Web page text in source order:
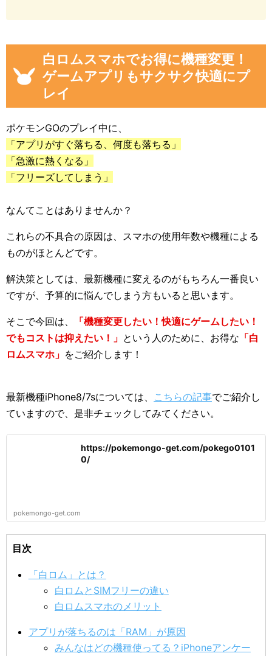
白ロムスマホでお得に機種変更！
ゲームアプリもサクサク快適にプ
レイ
ポケモンGOのプレイ中に、
「アプリがすぐ落ちる、何度も落ちる」
「急激に熱くなる」
「フリーズしてしまう」
なんてことはありませんか？
これらの不具合の原因は、スマホの使用年数や機種による
ものがほとんどです。
解決策としては、最新機種に変えるのがもちろん一番良い
ですが、予算的に悩んでしまう方もいると思います。
そこで今回は、
「機種変更したい！快適にゲームしたい！
でもコストは抑えたい！」 という人のために、お得な 「白
ロムスマホ」 をご紹介します！
最新機種iPhone8/7sについては、 こちらの記事でご紹介し
ていますので、是非チェックしてみてください。
https://pokemongo-get.com/pokego0101
0/
pokemongo-get.com
目次
「白ロム」とは？
白ロムとSIMフリーの違い
白ロムスマホのメリット
アプリが落ちるのは「RAM」が原因
みんなはどの機種使ってる？iPhoneアンケー